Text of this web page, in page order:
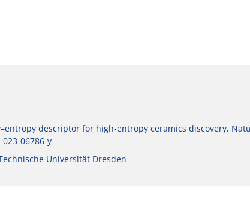
descriptor for high-entropy ceramics discovery,
023-06786-y
Universität Dresden